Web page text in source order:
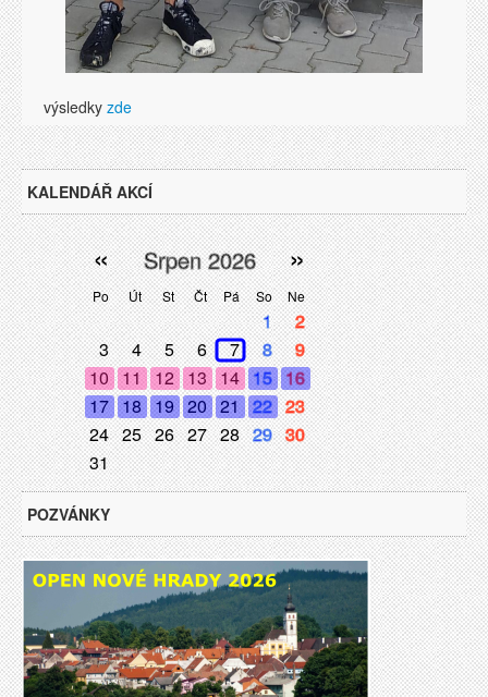
výsledky zde
KALENDÁŘ AKCÍ
Po Út St Čt Pá So Ne
« »
Srpen 2026
1
2
3
4 5 6 7 8
9
10
11 12 13 14 15 16
17 18 19 20 21 22 23
24 25 26 27 28 29 30
31
POZVÁNKY